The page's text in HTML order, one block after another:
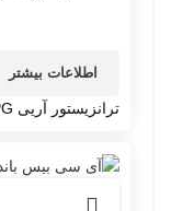
اطلاعات بیشتر
ترانزیستور آریی ULN2803APG